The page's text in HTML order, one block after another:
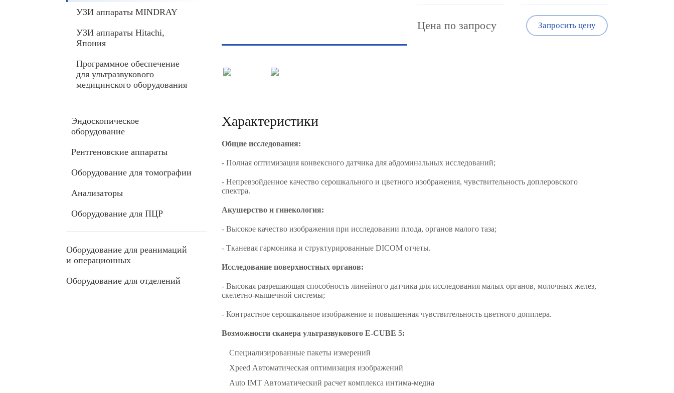
УЗИ аппараты MINDRAY
УЗИ аппараты Hitachi,
Япония
Программное обеспечение
для ультразвукового
медицинского оборудования
Эндоскопическое
оборудование
Рентгеновские аппараты
Оборудование для томографии
Анализаторы
Оборудование для ПЦР
Оборудование для реанимаций
и операционных
Оборудование для отделений
Цена по запросу Запросить цену
Характеристики
Общие исследования:
- Полная оптимизация конвексного датчика для абдоминальных исследований;
- Непревзойденное качество серошкального и цветного изображения, чувствительность доплеровского
спектра.
Акушерство и гинекология:
- Высокое качество изображения при исследовании плода, органов малого таза;
- Тканевая гармоника и структурированные DICOM отчеты.
Исследование поверхностных органов:
- Высокая разрешающая способность линейного датчика для исследования малых органов, молочных желез,
скелетно-мышечной системы;
- Контрастное серошкальное изображение и повышенная чувствительность цветного допплера.
Возможности сканера ультразвукового E-CUBE 5:
Специализированные пакеты измерений
Xpeed Автоматическая оптимизация изображений
Auto IMT Автоматический расчет комплекса интима-медиа